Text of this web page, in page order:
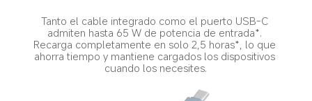
Tanto el cable integrado como el puerto USB-C
admiten hasta 65 W de potencia de entrada*.
Recarga completamente en solo 2,5 horas*, lo que
ahorra tiempo y mantiene cargados los dispositivos
cuando los necesites.